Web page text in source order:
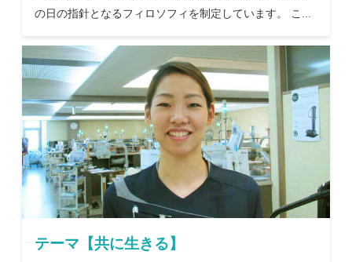
の日の指針となるフィロソフィを制定しています。 こ...
テーマ【共に生きる】